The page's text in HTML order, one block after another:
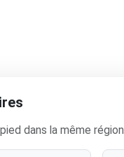
dans la même région